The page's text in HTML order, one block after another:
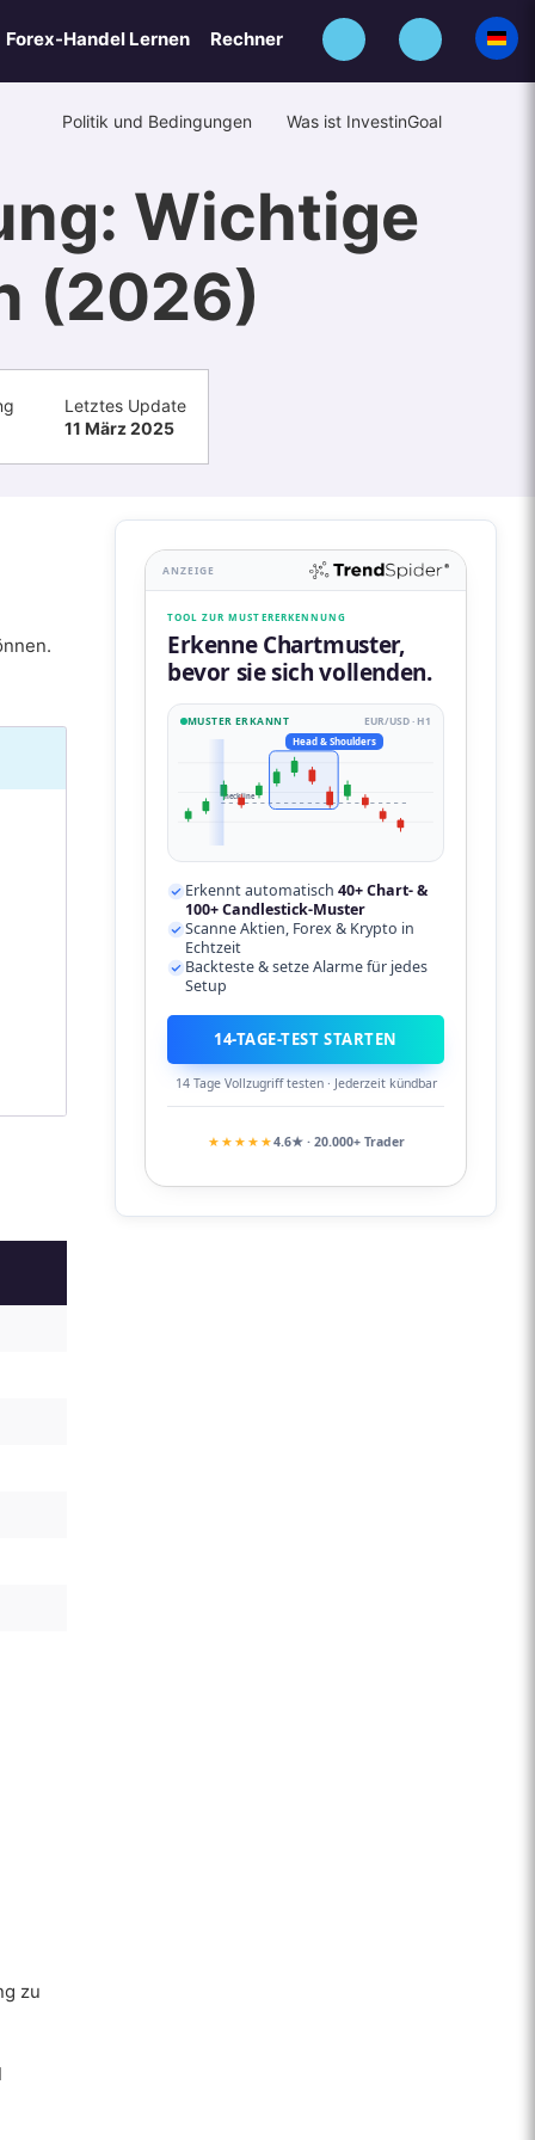
Forex-Handel Lernen Rechner
Politik und Bedingungen Was ist InvestinGoal
Wichtige
(2026)
Letztes Update
11 März 2025
zu
ANZEIGE
TOOL ZUR MUSTERERKENNUNG
Erkenne Chartmuster,
bevor sie sich vollenden.
MUSTER ERKANNT EUR/USD · H1
neckline
Head & Shoulders
Erkennt automatisch 40+ Chart- &
100+ Candlestick-Muster
Scanne Aktien, Forex & Krypto in
Echtzeit
Backteste & setze Alarme für jedes
Setup
14-TAGE-TEST STARTEN
14 Tage Vollzugriff testen · Jederzeit kündbar
★★★★★4.6★ · 20.000+ Trader